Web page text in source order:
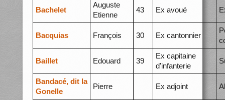
Bachelet
Auguste
Etienne
43 Ex avoué
Bacquias François 30 Ex cantonnier
Baillet Edouard 39
Ex capitaine
d'infanterie
Bandacé, dit la
Gonelle
Pierre Ex adjoint